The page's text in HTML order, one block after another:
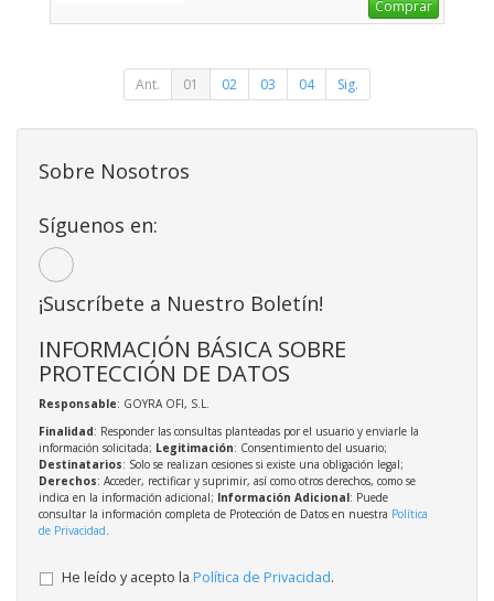
Comprar
Ant. 01 02 03 04 Sig.
Sobre Nosotros
Síguenos en:
¡Suscríbete a Nuestro Boletín!
INFORMACIÓN BÁSICA SOBRE
PROTECCIÓN DE DATOS
Responsable: GOYRA OFI, S.L.
Finalidad: Responder las consultas planteadas por el usuario y enviarle la
información solicitada; Legitimación: Consentimiento del usuario;
Destinatarios: Solo se realizan cesiones si existe una obligación legal;
Derechos: Acceder, rectificar y suprimir, así como otros derechos, como se
indica en la información adicional; Información Adicional: Puede
consultar la información completa de Protección de Datos en nuestra Política
de Privacidad.
He leído y acepto la Política de Privacidad.